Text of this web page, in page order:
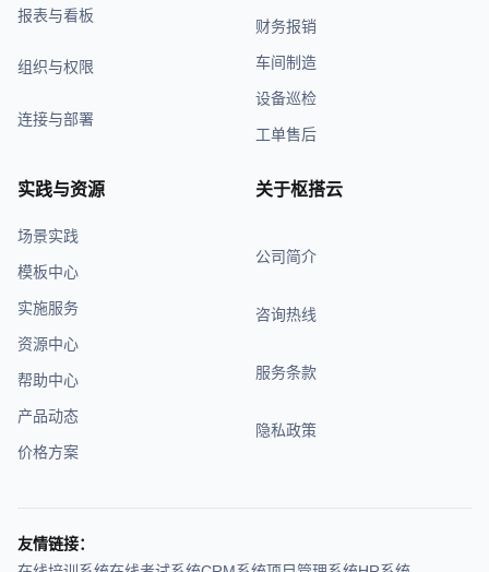
报表与看板
组织与权限
连接与部署
财务报销
车间制造
设备巡检
工单售后
实践与资源
场景实践
模板中心
实施服务
资源中心
帮助中心
产品动态
价格方案
关于枢搭云
公司简介
咨询热线
服务条款
隐私政策
友情链接：